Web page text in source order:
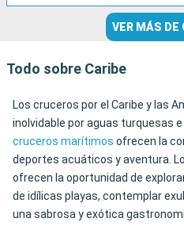
VER MÁS DE
Todo sobre Caribe
Los cruceros por el Caribe y las
inolvidable por aguas turquesas
cruceros marítimos ofrecen la
deportes acuáticos y aventura.
ofrecen la oportunidad de
de idílicas playas, contemplar
una sabrosa y exótica